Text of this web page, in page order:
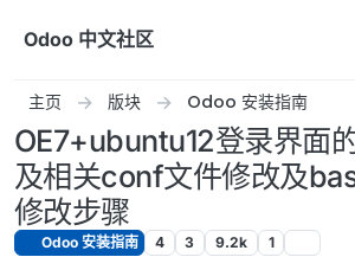
Odoo 中文社区
主页 版块 Odoo 安装指南
OE7+ubuntu12登录界面
及相关conf文件修改及
修改步骤
Odoo 安装指南 4 3 9.2k 1